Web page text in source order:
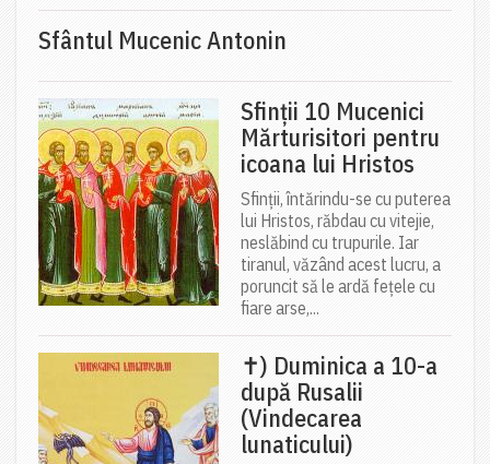
Sfântul Mucenic Antonin
Sfinții 10 Mucenici
Mărturisitori pentru
icoana lui Hristos
Sfinții, întărindu-se cu puterea
lui Hristos, răbdau cu vitejie,
neslăbind cu trupurile. Iar
tiranul, văzând acest lucru, a
poruncit să le ardă fețele cu
fiare arse,...
✝) Duminica a 10-a
după Rusalii
(Vindecarea
lunaticului)